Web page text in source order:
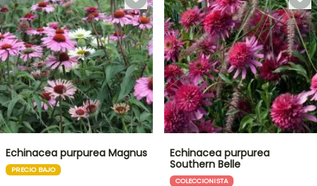
Echinacea purpurea Magnus
PRECIO BAJO
Echinacea purpurea
Southern Belle
COLECCIONISTA